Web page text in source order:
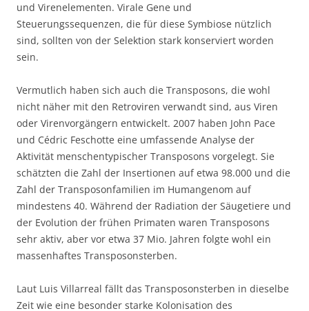
und Virenelementen. Virale Gene und
Steuerungssequenzen, die für diese Symbiose nützlich
sind, sollten von der Selektion stark konserviert worden
sein.
Vermutlich haben sich auch die Transposons, die wohl
nicht näher mit den Retroviren verwandt sind, aus Viren
oder Virenvorgängern entwickelt. 2007 haben John Pace
und Cédric Feschotte eine umfassende Analyse der
Aktivität menschentypischer Transposons vorgelegt. Sie
schätzten die Zahl der Insertionen auf etwa 98.000 und die
Zahl der Transposonfamilien im Humangenom auf
mindestens 40. Während der Radiation der Säugetiere und
der Evolution der frühen Primaten waren Transposons
sehr aktiv, aber vor etwa 37 Mio. Jahren folgte wohl ein
massenhaftes Transposonsterben.
Laut Luis Villarreal fällt das Transposonsterben in dieselbe
Zeit wie eine besonder starke Kolonisation des